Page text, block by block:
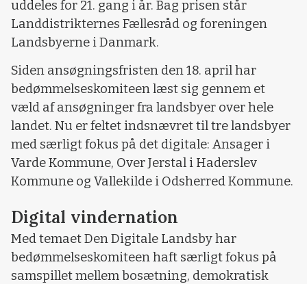
uddeles for 21. gang i år. Bag prisen står
Landdistrikternes Fællesråd og foreningen
Landsbyerne i Danmark.
Siden ansøgningsfristen den 18. april har
bedømmelseskomiteen læst sig gennem et
væld af ansøgninger fra landsbyer over hele
landet. Nu er feltet indsnævret til tre landsbyer
med særligt fokus på det digitale: Ansager i
Varde Kommune, Over Jerstal i Haderslev
Kommune og Vallekilde i Odsherred Kommune.
Digital vindernation
Med temaet Den Digitale Landsby har
bedømmelseskomiteen haft særligt fokus på
samspillet mellem bosætning, demokratisk